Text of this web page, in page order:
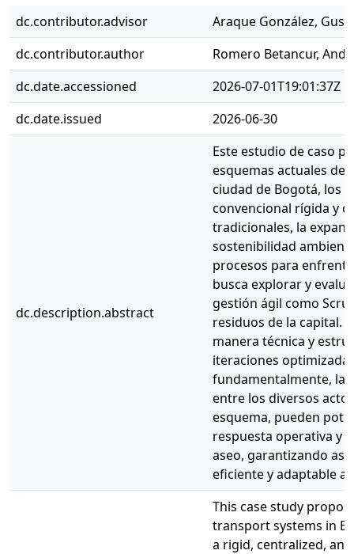
dc.contributor.advisor
Araque González,
dc.contributor.author
Romero Betancur,
dc.date.accessioned
2026-07-01T19:01:37Z
dc.date.issued
2026-06-30
dc.description.abstract
Este estudio de caso
esquemas actuales
ciudad de Bogotá, los
convencional rígida y
tradicionales, la
sostenibilidad
procesos para
busca explorar y
gestión ágil como
residuos de la capital.
manera técnica y
iteraciones
fundamentalmente, la
entre los diversos
esquema, pueden
respuesta operativa y
aseo, garantizando
eficiente y adaptable a
This case study
transport systems in
a rigid, centralized,